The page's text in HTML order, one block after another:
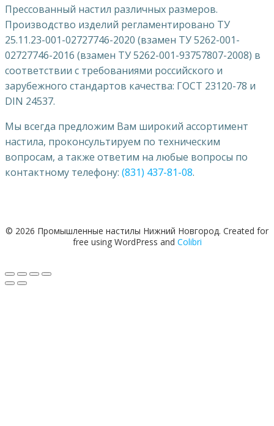
Прессованный настил различных размеров.
Производство изделий регламентировано ТУ
25.11.23-001-02727746-2020 (взамен ТУ 5262-001-
02727746-2016 (взамен ТУ 5262-001-93757807-2008) в
соответствии с требованиями российского и
зарубежного стандартов качества: ГОСТ 23120-78 и
DIN 24537.
Мы всегда предложим Вам широкий ассортимент
настила, проконсультируем по техническим
вопросам, а также ответим на любые вопросы по
контактному телефону: (831) 437-81-08.
© 2026 Промышленные настилы Нижний Новгород. Created for
free using WordPress and Colibri